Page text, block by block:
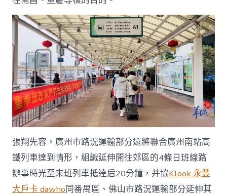
張翔先容，廣州市路況運輸部分還將聯合廣州南站高
鐵列車達到情形，組織延伸開往郊區的4條日班線路
辦事時光至末班列車抵達后20分鐘，并協Klook 永豐
大戶卡 dawho同番禺區、佛山市路況運輸部分延伸其